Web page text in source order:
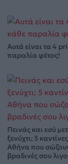
Αυτά είναι τα 4
παραλία φέτος!
Πεινάς και εσύ
ξενύχτι; 5
Αθήνα που
βραδινές σου